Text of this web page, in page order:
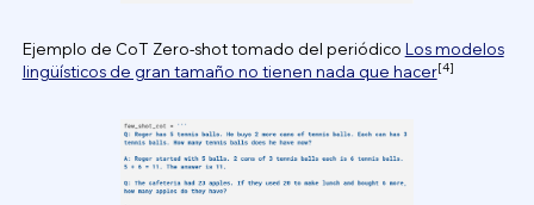
Ejemplo de CoT Zero-shot tomado del periódico Los modelos
lingüísticos de gran tamaño no tienen nada que hacer[4]